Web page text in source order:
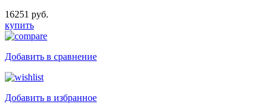
16251 руб.
купить
Добавить в сравнение
Добавить в избранное